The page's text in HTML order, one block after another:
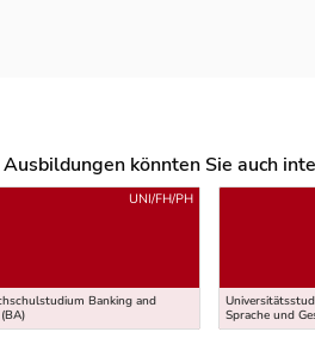
könnten Sie auch
Ausbildungsvorschläge
Banking and
UNI/FH/PH
Sprache und